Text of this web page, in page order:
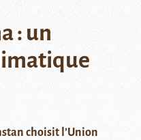
: un
choisit l’Union